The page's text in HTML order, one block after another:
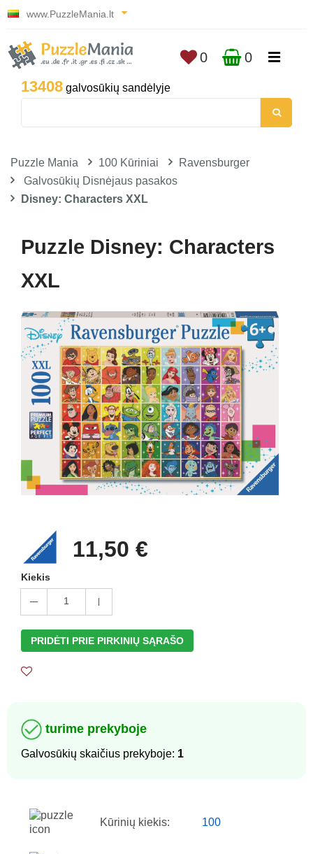
www.PuzzleMania.lt
13408 galvosūkių sandėlyje
0 0
Puzzle Mania 100 Kūriniai
Ravensburger
Galvosūkių Disnėjaus pasakos
Disney: Characters XXL
Puzzle Disney: Characters
XXL
11,50 €
Kiekis
1
PRIDĖTI PRIE PIRKINIŲ SĄRAŠO
turime prekyboje
Galvosūkių skaičius prekyboje: 1
Kūrinių kiekis: 100